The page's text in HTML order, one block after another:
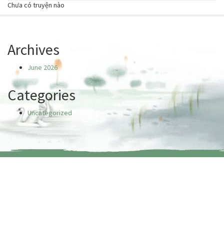
Chưa có truyện nào
Archives
June 2026
Categories
Uncategorized